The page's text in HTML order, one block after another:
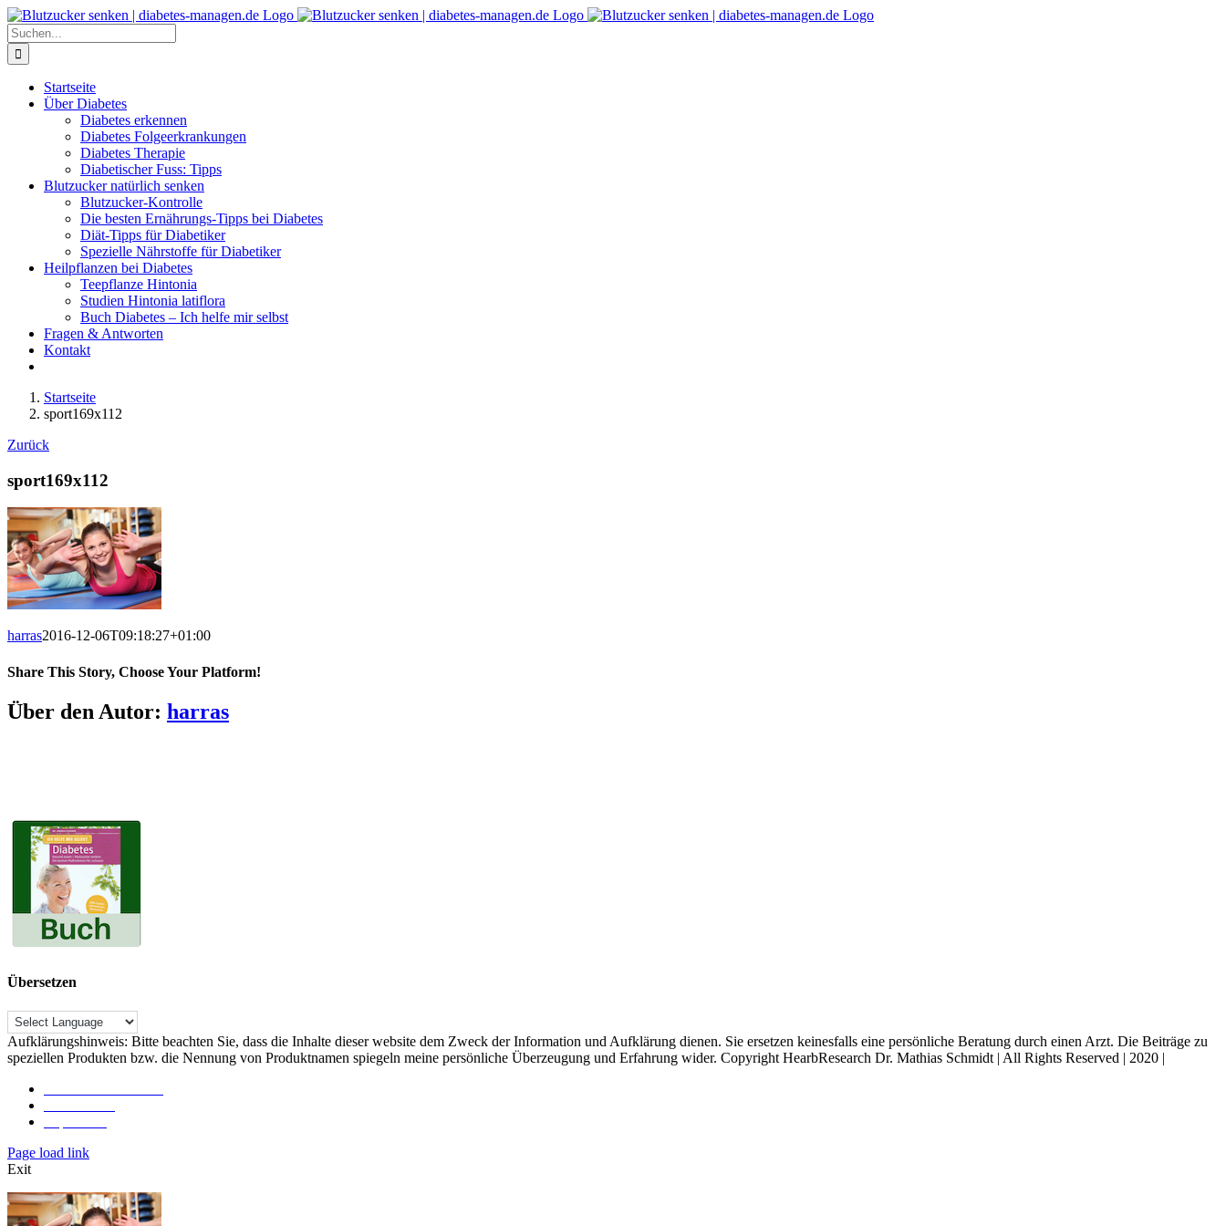
Zum
Inhalt
springen
Suche
nach:
Startseite
Über Diabetes
Diabetes erkennen
Diabetes Folgeerkrankungen
Diabetes Therapie
Diabetischer Fuss: Tipps
Blutzucker natürlich senken
Blutzucker-Kontrolle
Die besten Ernährungs-Tipps bei Diabetes
Diät-Tipps für Diabetiker
Spezielle Nährstoffe für Diabetiker
Heilpflanzen bei Diabetes
Teepflanze Hintonia
Studien Hintonia latiflora
Buch Diabetes – Ich helfe mir selbst
Fragen & Antworten
Kontakt
Startseite
sport169x112
Zurück
sport169x112
harras2016-12-06T09:18:27+01:00
Share This Story, Choose Your Platform!
Facebook
X
LinkedIn
Pinterest
E-
Mail
Über den Autor: harras
Übersetzen
Aufklärungshinweis: Bitte beachten Sie, dass die Inhalte dieser website dem Zweck der Information und Aufklärung dienen. Sie ersetzen keinesfalls eine persönliche Beratung durch einen Arzt. Die Beiträge zu
speziellen Produkten bzw. die Nennung von Produktnamen spiegeln meine persönliche Überzeugung und Erfahrung wider. Copyright HearbResearch Dr. Mathias Schmidt | All Rights Reserved | 2020 |
Toggle
Sliding
Area
Page load link
Exit